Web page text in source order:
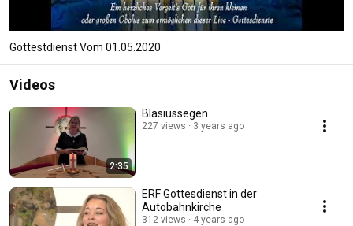
Gottestdienst Vom 01.05.2020
Videos
2:35
Blasiussegen
227 views 3 years ago
ERF Gottesdienst in der
Autobahnkirche
312 views 4 years ago